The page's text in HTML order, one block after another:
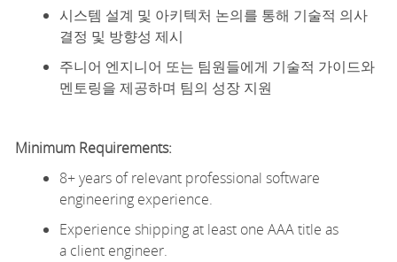
시스템 설계 및 아키텍처 논의를 통해 기술적 의사
결정 및 방향성 제시
주니어 엔지니어 또는 팀원들에게 기술적 가이드와
멘토링을 제공하며 팀의 성장 지원
Minimum Requirements:
8+ years of relevant professional software
engineering experience.
Experience shipping at least one AAA title as
a client engineer.